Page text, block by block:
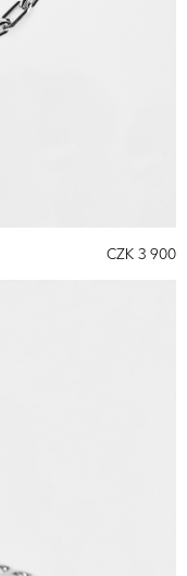
CZK 3 900